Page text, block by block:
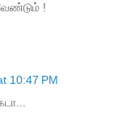
!
10:47 PM